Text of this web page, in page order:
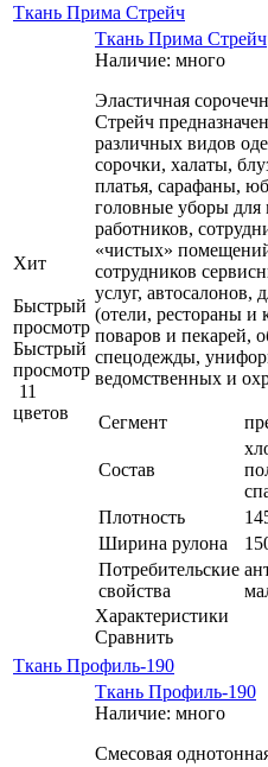
Ткань Прима Стрейч
Хит
Быстрый
просмотр
Быстрый
просмотр
11
цветов
Ткань Прима Стрейч
Наличие: много
Эластичная
Стрейч
различных видов
сорочки, халаты,
платья, сарафаны,
головные уборы
работников,
«чистых»
сотрудников
услуг, автосалонов,
(отели, рестораны и
поваров и пекарей,
спецодежды,
ведомственных и
Сегмент
Состав
Плотность
Ширина рулона
Потребительские
свойства
Характеристики
Сравнить
Ткань Профиль-190
Ткань Профиль-190
Наличие: много
Смесовая